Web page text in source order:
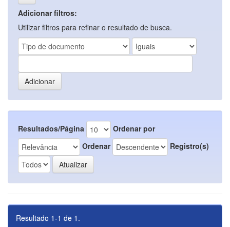
Adicionar filtros:
Utilizar filtros para refinar o resultado de busca.
Resultados/Página
Ordenar por
Ordenar
Registro(s)
Resultado 1-1 de 1.